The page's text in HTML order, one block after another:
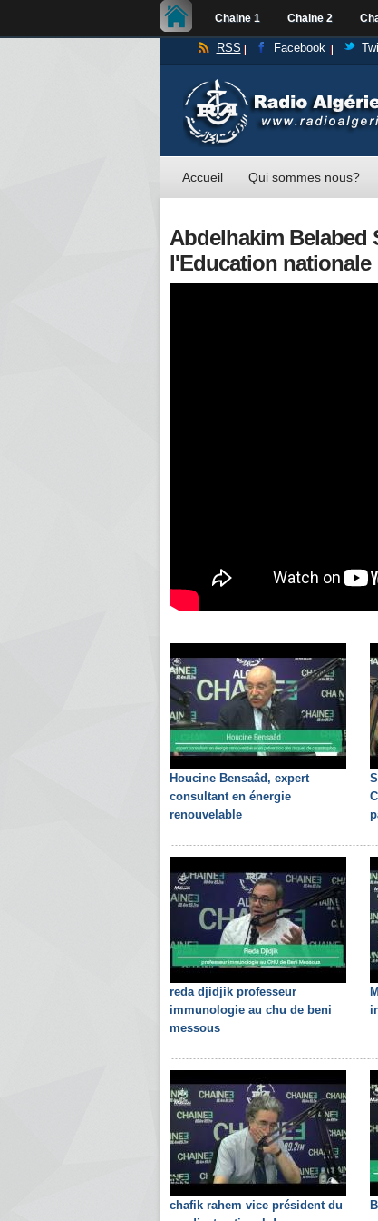
Chaine 1 Chaine 2
RSS Facebook
Accueil Qui sommes nous?
Abdelhakim Belabed
l'Education nationale
Houcine Bensaâd, expert
consultant en énergie
renouvelable
reda djidjik professeur
immunologie au chu de beni
messous
chafik rahem vice président du